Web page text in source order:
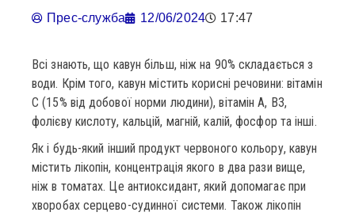
Прес-служба 12/06/2024 17:47
Всі знають, що кавун більш, ніж на 90% складається з
води. Крім того, кавун містить корисні речовини: вітамін
С (15% від добової норми людини), вітамін А, В3,
фолієву кислоту, кальцій, магній, калій, фосфор та інші.
Як і будь-який інший продукт червоного кольору, кавун
містить лікопін, концентрація якого в два рази вище,
ніж в томатах. Це антиоксидант, який допомагає при
хворобах серцево-судинної системи. Також лікопін